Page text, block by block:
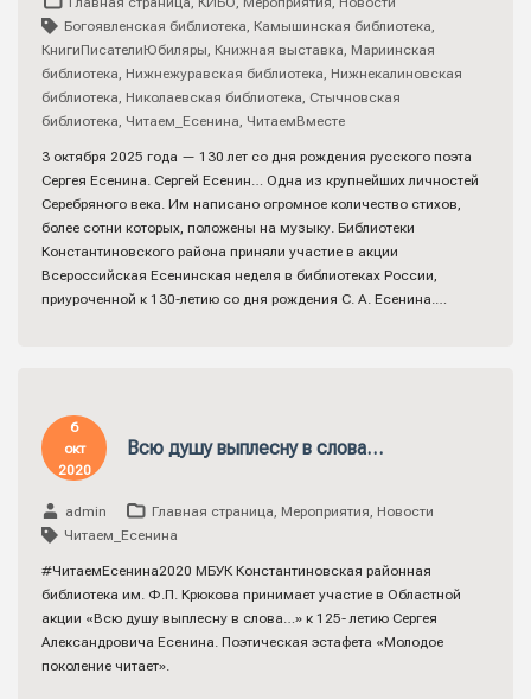
Богоявленская библиотека, Камышинская библиотека,
КнигиПисателиЮбиляры, Книжная выставка, Мариинская
библиотека, Нижнежуравская библиотека, Нижнекалиновская
библиотека, Николаевская библиотека, Стычновская
библиотека, Читаем_Есенина, ЧитаемВместе
3 октября 2025 года — 130 лет со дня рождения русского поэта
Сергея Есенина. Сергей Есенин… Одна из крупнейших личностей
Серебряного века. Им написано огромное количество стихов,
более сотни которых, положены на музыку. Библиотеки
Константиновского района приняли участие в акции
Всероссийская Есенинская неделя в библиотеках России,
приуроченной к 130-летию со дня рождения С. А. Есенина.…
6
окт
2020
Всю душу выплесну в слова…
admin Главная страница, Мероприятия, Новости
Читаем_Есенина
#ЧитаемЕсенина2020 МБУК Константиновская районная
библиотека им. Ф.П. Крюкова принимает участие в Областной
акции «Всю душу выплесну в слова…» к 125- летию Сергея
Александровича Есенина. Поэтическая эстафета «Молодое
поколение читает».